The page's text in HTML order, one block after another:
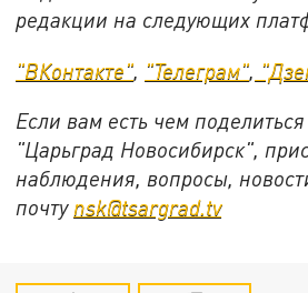
редакции на следующих
"ВКонтакте" "Телеграм"
Если вам есть чем
"Царьград Новосибирск",
наблюдения, вопросы,
почту nsk@tsargrad.tv